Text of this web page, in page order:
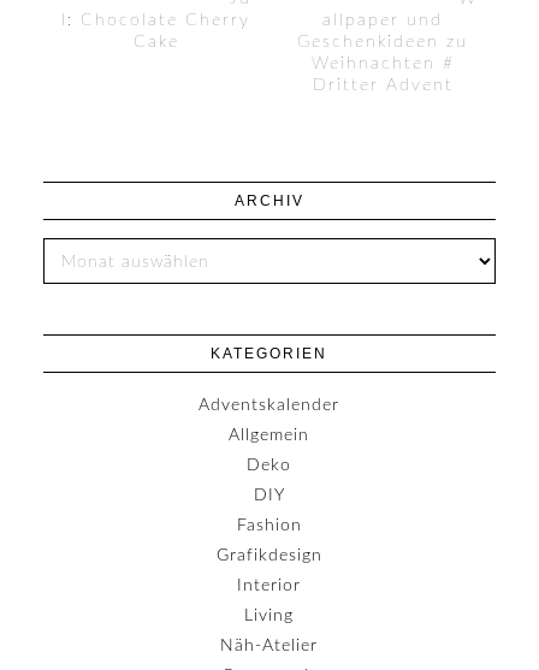
l: Chocolate Cherry
Cake
allpaper und
Geschenkideen zu
Weihnachten #
Dritter Advent
ARCHIV
KATEGORIEN
Adventskalender
Allgemein
Deko
DIY
Fashion
Grafikdesign
Interior
Living
Näh-Atelier